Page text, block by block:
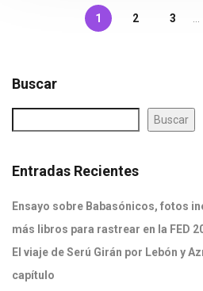
1 2 3
Buscar
Buscar
Entradas Recientes
Ensayo sobre Babasónicos, fotos
más libros para rastrear en la FED
El viaje de Serú Girán por Lebón y
capítulo